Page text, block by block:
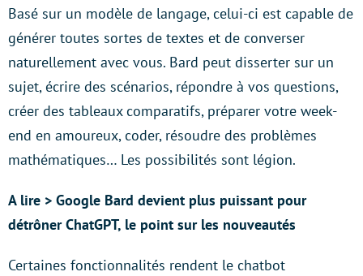
Basé sur un modèle de langage, celui-ci est capable de
générer toutes sortes de textes et de converser
naturellement avec vous. Bard peut disserter sur un
sujet, écrire des scénarios, répondre à vos questions,
créer des tableaux comparatifs, préparer votre week-
end en amoureux, coder, résoudre des problèmes
mathématiques… Les possibilités sont légion.
A lire > Google Bard devient plus puissant pour
détrôner ChatGPT, le point sur les nouveautés
Certaines fonctionnalités rendent le chatbot